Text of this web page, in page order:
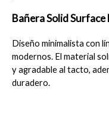
Bañera Solid
Diseño minimalista con
modernos. El material
y agradable al tacto,
duradero.